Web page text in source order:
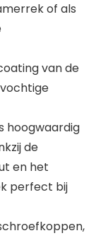
of als
van de
hoogwaardig
de
en het
perfect bij